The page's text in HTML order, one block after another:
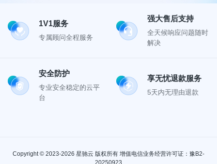
1V1服务
专属顾问全程服务
强大售后支持
全天候响应问题随时
解决
安全防护
专业安全稳定的云平
台
享无忧退款服务
5天内无理由退款
Copyright © 2023-2026 星驰云 版权所有 增值电信业务经营许可证：豫B2-
20250923